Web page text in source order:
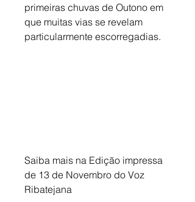
primeiras chuvas de Outono em
que muitas vias se revelam
particularmente escorregadias.
Saiba mais na Edição impressa
de 13 de Novembro do Voz
Ribatejana